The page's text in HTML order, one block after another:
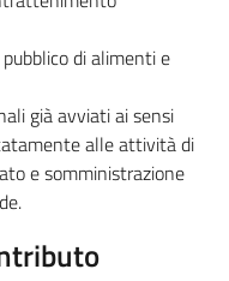
di alimenti e
già avviati ai sensi
alle attività di
e somministrazione